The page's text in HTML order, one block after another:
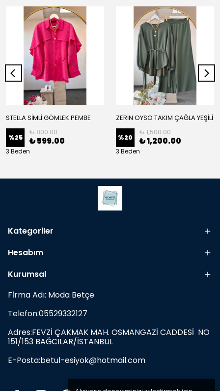
STELLA SİMLİ GÖMLEK PEMBE
%25
₺ 800.00
₺ 599.00
3 Beden
ZERİN OYSO TAKIM ÇAĞLA YEŞİLİ
%20
₺ 1,500.00
₺ 1,200.00
3 Beden
Kategoriler
Hesabım
Kurumsal
Fİrma Adı: Moda Betçe
Telefon:05529332127
Adres:FEVZİ ÇAKMAK MAH. OSMANGAZİ CADDESİ NO
151/153 BAĞCILAR/İSTANBUL
E-Posta:betul-esiyok@hotmail.com